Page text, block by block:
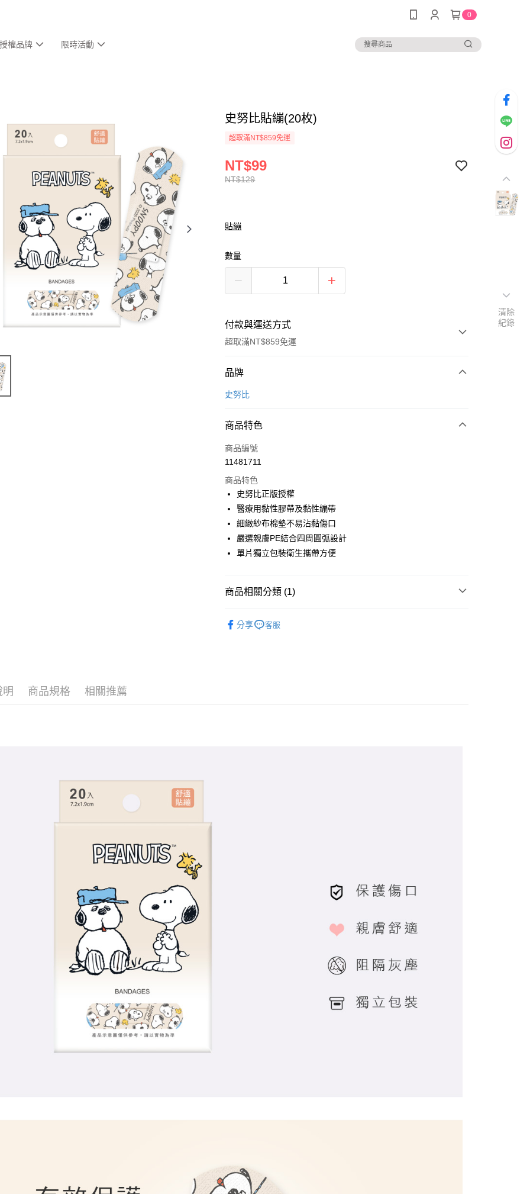
0
權品牌 限時活動
史努比貼繃(20枚)
超取滿NT$859免運
NT$129
NT$99
貼繃
數量
付款與運送方式
超取滿NT$859免運
付款方式
信用卡一次付款
Apple Pay
悠遊付
全盈+PAY
ATM付款
全家取貨付款
付款後全家取貨
品牌
史努比
商品特色
商品編號
11481711
商品特色
史努比正版授權
醫療用黏性膠帶及黏性繃帶
細緻紗布棉墊不易沾黏傷口
嚴選親膚PE結合四周圓弧設計
單片獨立包裝衛生攜帶方便
商品相關分類 (1)
分享
客服
明 商品規格 相關推薦
清除
紀錄